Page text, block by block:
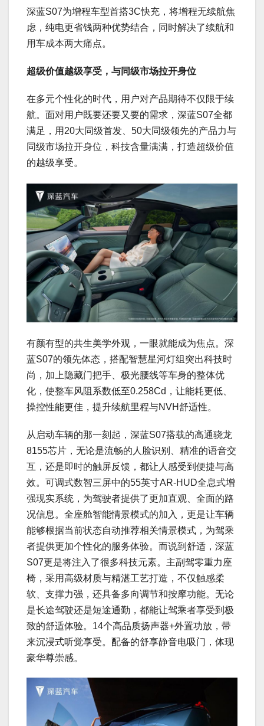
深蓝S07为增程车型首搭3C快充，将增程无续航焦
虑，纯电更省钱两种优势结合，同时解决了续航和
用车成本两大痛点。
超级价值越级享受，与同级市场拉开身位
在多元个性化的时代，用户对产品期待不仅限于续
航。面对用户既要还要又要的需求，深蓝S07全都
满足，用20大同级首发、50大同级领先的产品力与
同级市场拉开身位，科技含量满满，打造超级价值
的越级享受。
有颜有型的共生美学外观，一眼就能成为焦点。深
蓝S07的领先体态，搭配智慧星河灯组突出科技时
尚，加上隐藏门把手、极光腰线等车身的整体优
化，使整车风阻系数低至0.258Cd，让能耗更低、
操控性能更佳，提升续航里程与NVH舒适性。
从启动车辆的那一刻起，深蓝S07搭载的高通骁龙
8155芯片，无论是流畅的人脸识别、精准的语音交
互，还是即时的触屏反馈，都让人感受到便捷与高
效。可调式数智三屏中的55英寸AR-HUD全息式增
强现实系统，为驾驶者提供了更加直观、全面的路
况信息。全座舱智能情景模式的加入，更是让车辆
能够根据当前状态自动推荐相关情景模式，为驾乘
者提供更加个性化的服务体验。而说到舒适，深蓝
S07更是将注入了很多科技元素。主副驾零重力座
椅，采用高级材质与精湛工艺打造，不仅触感柔
软、支撑力强，还具备多向调节和按摩功能。无论
是长途驾驶还是短途通勤，都能让驾乘者享受到极
致的舒适体验。14个高品质扬声器+外置功放，带
来沉浸式听觉享受。配备的舒享静音电吸门，体现
豪华尊崇感。